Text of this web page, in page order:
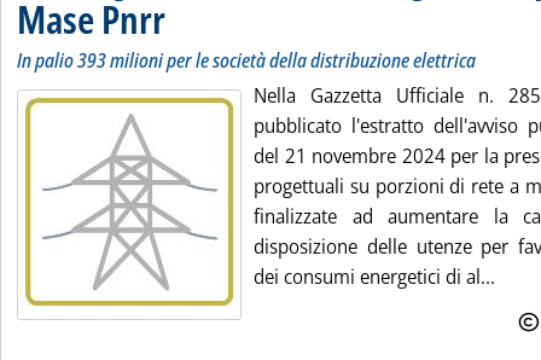
Mase Pnrr
In palio 393 milioni per le società della distribuzione elettrica
Nella Gazzetta Ufficiale n.
pubblicato l'estratto dell'avviso
del 21 novembre 2024 per la
progettuali su porzioni di rete a
finalizzate ad aumentare la
disposizione delle utenze per
dei consumi energetici di al...